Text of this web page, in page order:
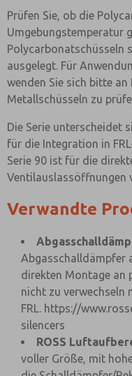
Prüfen Sie, ob die
Umgebungstemperatur
Polycarbonatschüsseln
ausgelegt. Für
wenden Sie sich bitte an
Metallschüsseln zu
Die Serie unterscheidet
für die Integration in
Serie 90 ist für die
Ventilauslassöffnungen
Verwandte
Abgasschalldämpfer
direkten Montage an
nicht zu verwechseln
FRL. https://
silencers
ROSS
voller Größe, mit